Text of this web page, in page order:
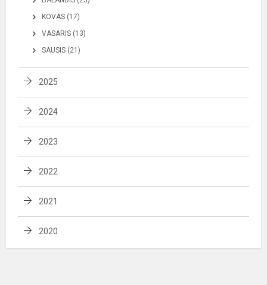
KOVAS (17)
VASARIS (13)
SAUSIS (21)
2025
2024
2023
2022
2021
2020